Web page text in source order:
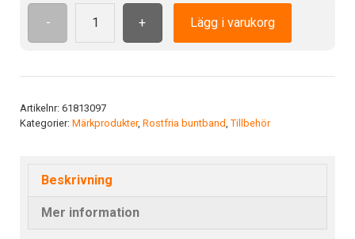
-
LSC
+ Lägg i varukorg
Artikelnr: 61813097
Kategorier: Märkprodukter, Rostfria buntband Tillbehör
Beskrivning
Mer information